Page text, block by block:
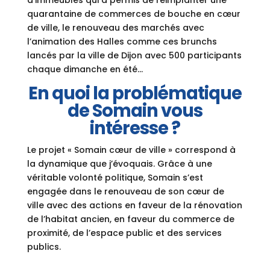
quarantaine de commerces de bouche en cœur
de ville, le renouveau des marchés avec
l’animation des Halles comme ces brunchs
lancés par la ville de Dijon avec 500 participants
chaque dimanche en été…
En quoi la problématique
de Somain vous
intéresse ?
Le projet « Somain cœur de ville » correspond à
la dynamique que j’évoquais. Grâce à une
véritable volonté politique, Somain s’est
engagée dans le renouveau de son cœur de
ville avec des actions en faveur de la rénovation
de l’habitat ancien, en faveur du commerce de
proximité, de l’espace public et des services
publics.